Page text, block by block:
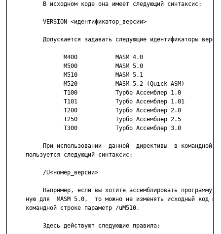
          В исходном коде она имеет следующий синтаксис:
          VERSION <идентификатор_версии>
Допускается задавать следующие идентификаторы
                M400           MASM 4.0
                M500           MASM 5.0
                M510           MASM 5.1
                M520           MASM 5.2 (Quick ASM)
                T100           Турбо Ассемблер 1.0
                T101           Турбо Ассемблер 1.01
                T200           Турбо Ассемблер 2.0
                T250           Турбо Ассемблер 2.5
                T300           Турбо Ассемблер 3.0
При использовании  данной  директивы  в командной
     пользуется следующий синтаксис:
          /U<номер_версии>
Например, если вы хотите ассемблировать программу,
ную для  MASM 5.0,  то можно не изменять исходный код и
     командной строке параметр /uM510.
          Здесь действуют следующие правила: